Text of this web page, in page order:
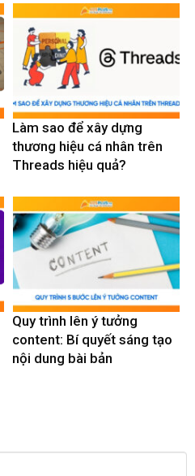
Làm sao để xây dựng
thương hiệu cá nhân trên
Threads hiệu quả?
Quy trình lên ý tưởng
content: Bí quyết sáng tạo
nội dung bài bản